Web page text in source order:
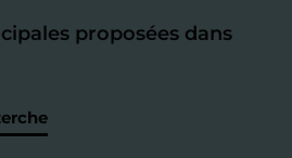
proposées dans